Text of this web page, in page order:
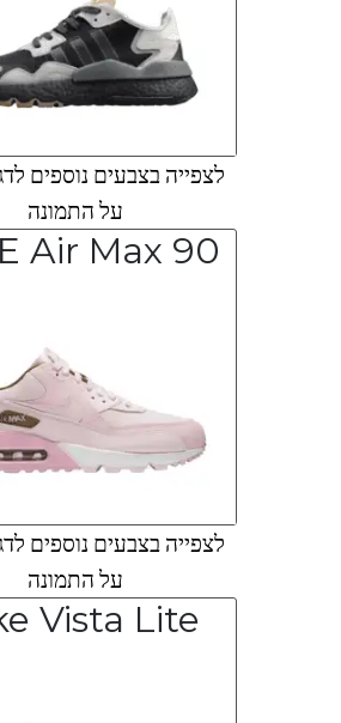
לצפייה בצבעים נוספים
על התמונה
Air Max 90
לצפייה בצבעים נוספים
על התמונה
Vista Lite